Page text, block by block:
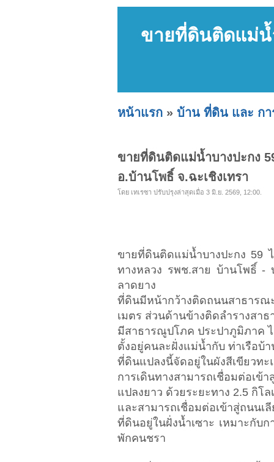
ขายที่ดินติดแม่น้
หน้าแรก » บ้าน ที่ดิน และ กา
ขายที่ดินติดแม่น้ำบางปะกง
อ.บ้านโพธิ์ จ.ฉะเชิงเทรา
โดย เทเรซา ปรับปรุงล่าสุดเมื่อ 3 มิ.ย. 2569, 12:00.
ขายที่ดินติดแม่น้ำบางปะกง 59
ทางหลวง รพช.สาย บ้านโพธิ์ -
ลาดยาง
ที่ดินมีหน้ากว้างติดถนนสาธารณ
เมตร ส่วนด้านข้างติดลำรางสา
มีสาธารณูปโภค ประปาภูมิภาค
ตั้งอยู่คนละฝั่งแม่น้ำกับ ท่าเรือบ้
ที่ดินแปลงนี้จัดอยู่ในผังสีเขียวทะ
การเดินทางสามารถเชื่อมต่อเ
แปลงยาว ด้วยระยะทาง 2.5 กิโล
และสามารถเชื่อมต่อเข้าสู่ถนนเ
ที่ดินอยู่ในฝั่งน้ำเซาะ เหมาะกับ
พักคนชรา